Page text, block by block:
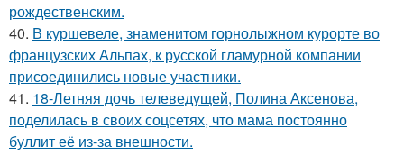
рождественским.
40. В куршевеле, знаменитом горнолыжном курорте во
французских Альпах, к русской гламурной компании
присоединились новые участники.
41. 18-Летняя дочь телеведущей, Полина Аксенова,
поделилась в своих соцсетях, что мама постоянно
буллит её из-за внешности.